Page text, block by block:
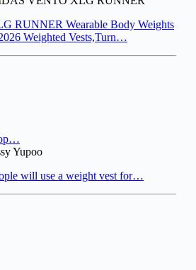
RUNNER Wearable Body Weights
Weighted Vests,Turn…
Yupoo
will use a weight vest for…